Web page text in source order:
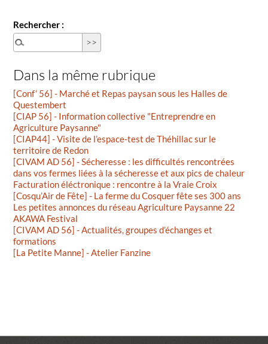
Rechercher :
Dans la même rubrique
[Conf’ 56] - Marché et Repas paysan sous les Halles de
Questembert
[CIAP 56] - Information collective "Entreprendre en
Agriculture Paysanne"
[CIAP44] - Visite de l’espace-test de Théhillac sur le
territoire de Redon
[CIVAM AD 56] - Sécheresse : les difficultés rencontrées
dans vos fermes liées à la sécheresse et aux pics de chaleur
Facturation éléctronique : rencontre à la Vraie Croix
[Cosqu’Air de Fête] - La ferme du Cosquer fête ses 300 ans
Les petites annonces du réseau Agriculture Paysanne 22
AKAWA Festival
[CIVAM AD 56] - Actualités, groupes d’échanges et
formations
[La Petite Manne] - Atelier Fanzine